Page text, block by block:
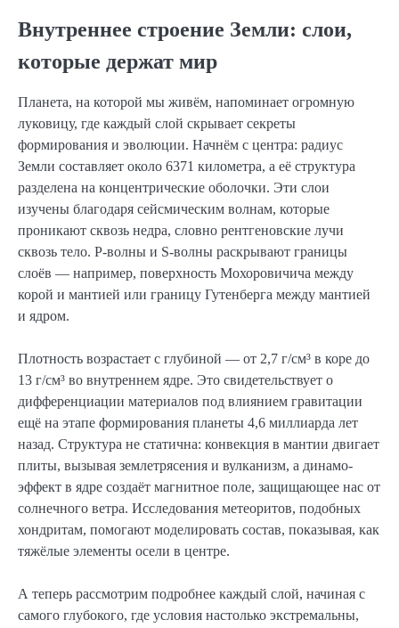
Внутреннее строение Земли: слои,
которые держат мир
Планета, на которой мы живём, напоминает огромную
луковицу, где каждый слой скрывает секреты
формирования и эволюции. Начнём с центра: радиус
Земли составляет около 6371 километра, а её структура
разделена на концентрические оболочки. Эти слои
изучены благодаря сейсмическим волнам, которые
проникают сквозь недра, словно рентгеновские лучи
сквозь тело. P-волны и S-волны раскрывают границы
слоёв — например, поверхность Мохоровичича между
корой и мантией или границу Гутенберга между мантией
и ядром.
Плотность возрастает с глубиной — от 2,7 г/см³ в коре до
13 г/см³ во внутреннем ядре. Это свидетельствует о
дифференциации материалов под влиянием гравитации
ещё на этапе формирования планеты 4,6 миллиарда лет
назад. Структура не статична: конвекция в мантии двигает
плиты, вызывая землетрясения и вулканизм, а динамо-
эффект в ядре создаёт магнитное поле, защищающее нас от
солнечного ветра. Исследования метеоритов, подобных
хондритам, помогают моделировать состав, показывая, как
тяжёлые элементы осели в центре.
А теперь рассмотрим подробнее каждый слой, начиная с
самого глубокого, где условия настолько экстремальны,